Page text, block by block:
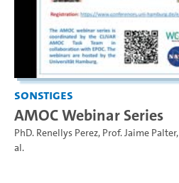
Sonstiges
AMOC Webinar Series
PhD. Renellys Perez, Prof. Jaime Palter,
al.